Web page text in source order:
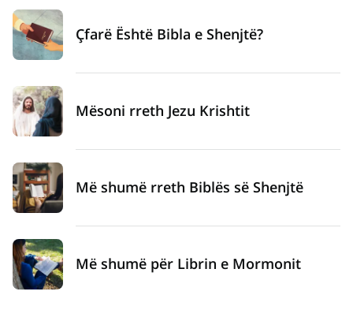
Çfarë Është Bibla e Shenjtë?
Mësoni rreth Jezu Krishtit
Më shumë rreth Biblës së Shenjtë
Më shumë për Librin e Mormonit